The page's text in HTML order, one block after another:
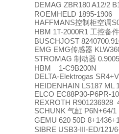
DEMAG ZBR180 A12/2
ROEMHELD 1895-
HAFFMANS控制柜空调
HBM 1T-2000R1 工控备件
BUSCHJOST
EMG EMG传感器
STROMAG 制动器
HBM 1-C9B200N
DELTA-Elektrogas
HEIDENHAIN LS187
ELCO EC88P30-P6PR-
REXROTH R901236928
SCHUNK 气缸 P6N+64/
GEMU 620 50D
SIBRE USB3-III-ED/121/